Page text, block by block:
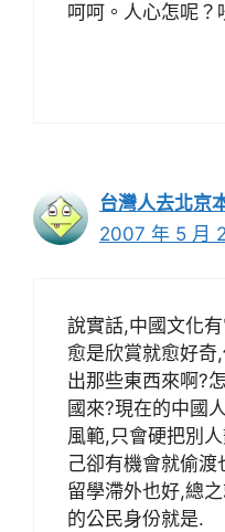
呵呵。人心怎呢？
台灣人去北京
2007 年 5 月
說實話,中國文化
愈是欣賞就愈好奇
出那些東西來啊?
國來?現在的中國
風範,只會硬把別
己卻有機會就偷
留學滯外也好,總
的公民身份就是.